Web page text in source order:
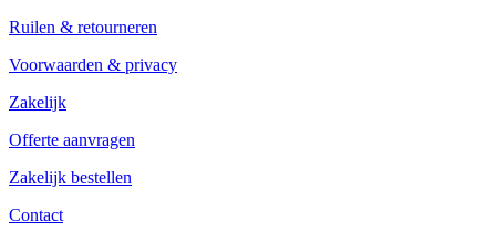
Ruilen & retourneren
Voorwaarden & privacy
Zakelijk
Offerte aanvragen
Zakelijk bestellen
Contact